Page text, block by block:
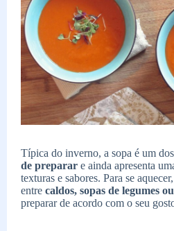
Típica do inverno, a sopa é um dos
de preparar e ainda apresenta
texturas e sabores. Para se
entre caldos, sopas de legumes
preparar de acordo com o seu